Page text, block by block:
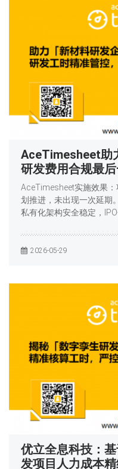
AceTimesheet助
研发费用合规最后
AceTimesheet实施效果
划推进，未出现一次延期
私有化架构安全稳定，
2026-05-29
优立全息科技：
发项目人力成本